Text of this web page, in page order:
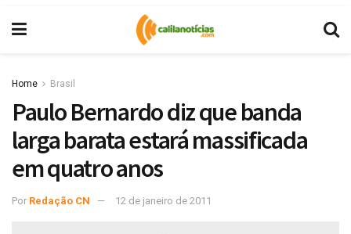
Home Brasil
Paulo Bernardo diz que banda
larga barata estará massificada
em quatro anos
Por Redação CN 12 de janeiro de 2011